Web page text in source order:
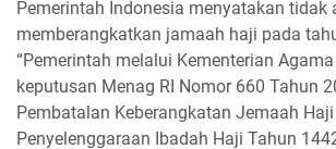
Pemerintah Indonesia menyatakan tidak
memberangkatkan jamaah haji pada
“Pemerintah melalui Kementerian
keputusan Menag RI Nomor 660 Tahun
Pembatalan Keberangkatan Jemaah
Penyelenggaraan Ibadah Haji Tahun